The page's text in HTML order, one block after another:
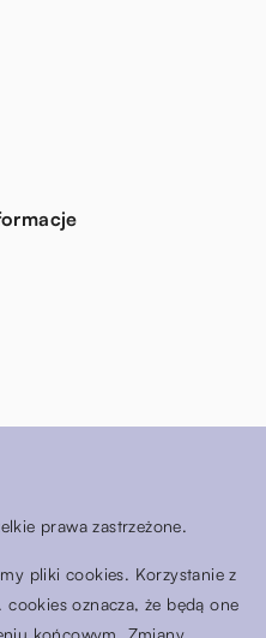
prawa zastrzeżone.
pliki cookies. Korzystanie z
oznacza, że będą one
końcowym. Zmiany